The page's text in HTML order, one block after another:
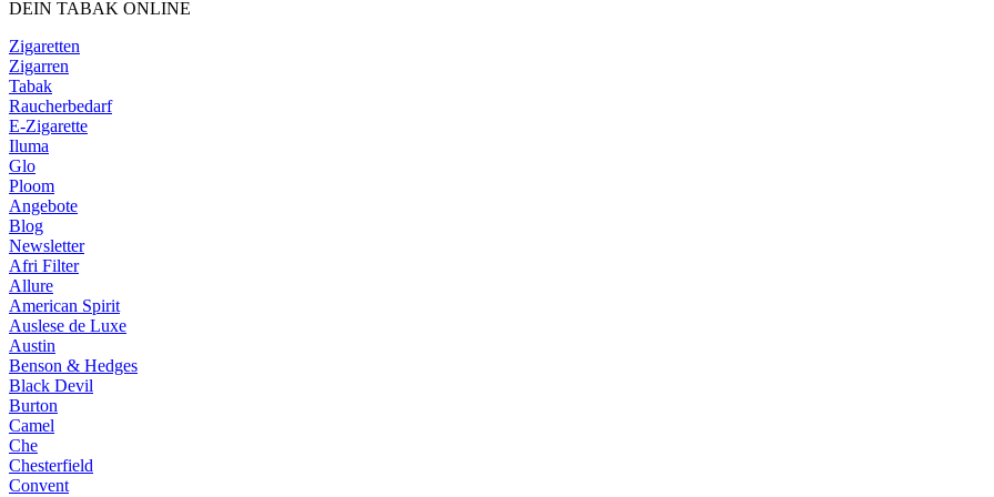
DEIN TABAK ONLINE
Zigaretten
Zigarren
Tabak
Raucherbedarf
E-Zigarette
Iluma
Glo
Ploom
Angebote
Blog
Newsletter
Afri Filter
Allure
American Spirit
Auslese de Luxe
Austin
Benson & Hedges
Black Devil
Burton
Camel
Che
Chesterfield
Convent